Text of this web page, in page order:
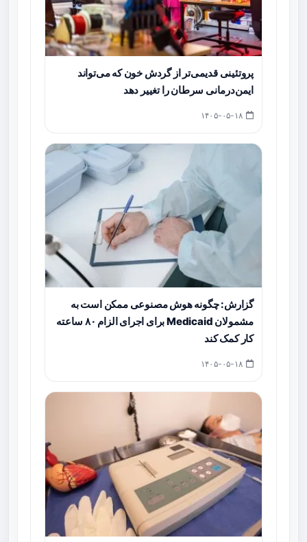
پروتئینی قدیمی‌تر از گردش خون که می‌تواند
ایمن‌درمانی سرطان را تغییر دهد
گزارش: چگونه هوش مصنوعی ممکن است به
مشمولان Medicaid برای اجرای الزام ۸۰ ساعته
کار کمک کند